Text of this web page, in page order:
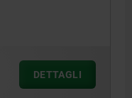
DETTAGLI